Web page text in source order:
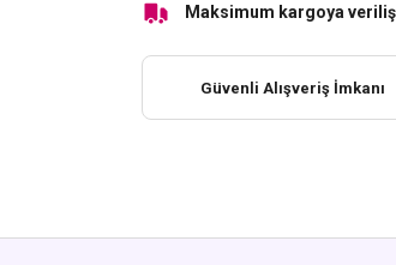
Maksimum kargoya
Güvenli Alışveriş İmkanı